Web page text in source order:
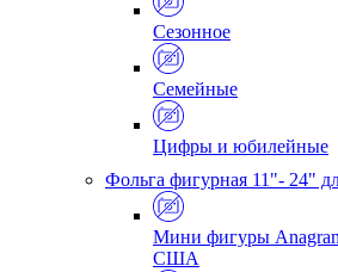
Сезонное
Семейные
Цифры и юбилейные
Фольга фигурная 11"- 24"
Мини фигуры
США